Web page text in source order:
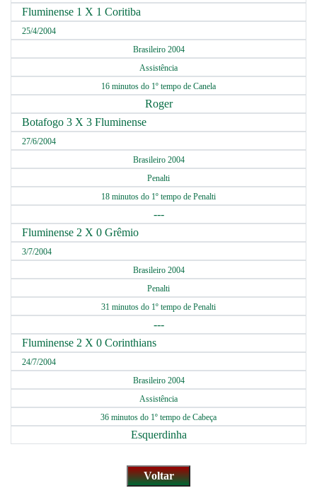
Fluminense 1 X 1 Coritiba
25/4/2004
Brasileiro 2004
Assistência
16 minutos do 1º tempo de Canela
Roger
Botafogo 3 X 3 Fluminense
27/6/2004
Brasileiro 2004
Penalti
18 minutos do 1º tempo de Penalti
---
Fluminense 2 X 0 Grêmio
3/7/2004
Brasileiro 2004
Penalti
31 minutos do 1º tempo de Penalti
---
Fluminense 2 X 0 Corinthians
24/7/2004
Brasileiro 2004
Assistência
36 minutos do 1º tempo de Cabeça
Esquerdinha